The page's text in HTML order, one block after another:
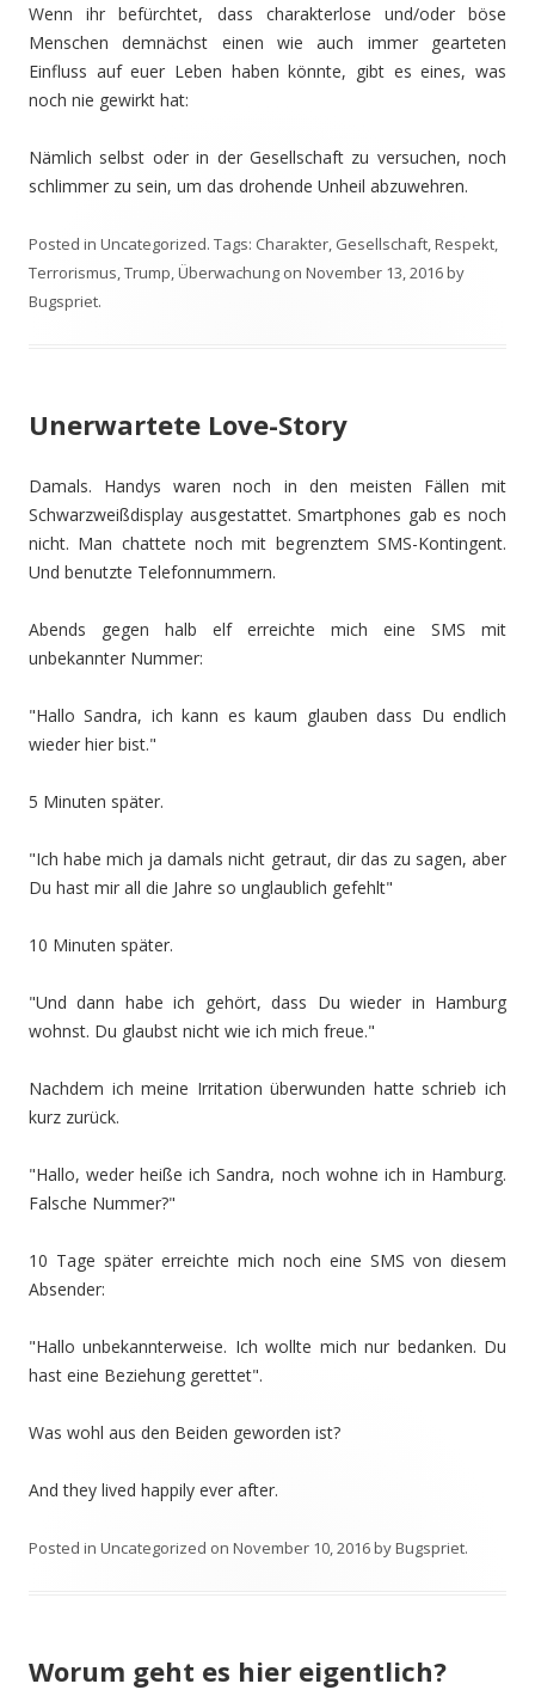
Wenn ihr befürchtet, dass charakterlose und/oder böse
Menschen demnächst einen wie auch immer gearteten
Einfluss auf euer Leben haben könnte, gibt es eines, was
noch nie gewirkt hat:
Nämlich selbst oder in der Gesellschaft zu versuchen, noch
schlimmer zu sein, um das drohende Unheil abzuwehren.
Posted in Uncategorized. Tags: Charakter, Gesellschaft,Respekt,
Terrorismus,Trump,Überwachung on November 13, 2016by
Bugspriet.
Unerwartete Love-Story
Damals. Handys waren noch in den meisten Fällen mit
Schwarzweißdisplay ausgestattet. Smartphones gab es noch
nicht. Man chattete noch mit begrenztem SMS-Kontingent.
Und benutzte Telefonnummern.
Abends gegen halb elf erreichte mich eine SMS mit
unbekannter Nummer:
"Hallo Sandra, ich kann es kaum glauben dass Du endlich
wieder hier bist."
5 Minuten später.
"Ich habe mich ja damals nicht getraut, dir das zu sagen, aber
Du hast mir all die Jahre so unglaublich gefehlt"
10 Minuten später.
"Und dann habe ich gehört, dass Du wieder in Hamburg
wohnst. Du glaubst nicht wie ich mich freue."
Nachdem ich meine Irritation überwunden hatte schrieb ich
kurz zurück.
"Hallo, weder heiße ich Sandra, noch wohne ich in Hamburg.
Falsche Nummer?"
10 Tage später erreichte mich noch eine SMS von diesem
Absender:
"Hallo unbekannterweise. Ich wollte mich nur bedanken. Du
hast eine Beziehung gerettet".
Was wohl aus den Beiden geworden ist?
And they lived happily ever after.
Posted in Uncategorized on November 10, 2016byBugspriet.
Worum geht es hier eigentlich?